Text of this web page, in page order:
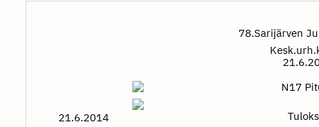
78.Sarijärven
N17
21.6.2014